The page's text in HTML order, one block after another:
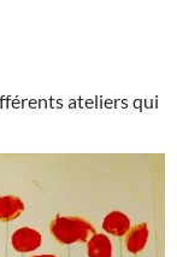
ateliers qui